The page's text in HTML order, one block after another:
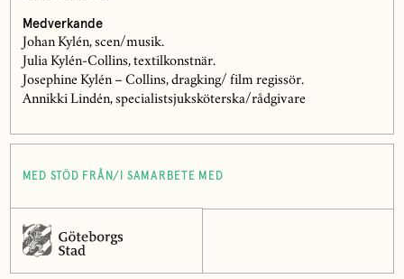
Medverkande
Johan Kylén, scen/musik.
Julia Kylén-Collins, textilkonstnär.
Josephine Kylén – Collins, dragking/ film regissör.
Annikki Lindén, specialistsjuksköterska/rådgivare
MED STÖD FRÅN/I SAMARBETE MED